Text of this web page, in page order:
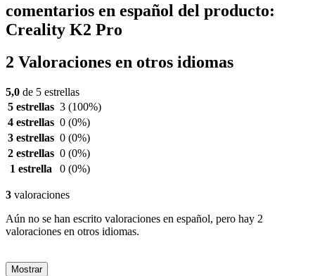
comentarios en español del producto:
Creality K2 Pro
2 Valoraciones en otros idiomas
5,0 de 5 estrellas
5 estrellas 3 (100%)
4 estrellas 0 (0%)
3 estrellas 0 (0%)
2 estrellas 0 (0%)
1 estrella
0 (0%)
3 valoraciones
Aún no se han escrito valoraciones en español, pero hay 2
valoraciones en otros idiomas.
Mostrar